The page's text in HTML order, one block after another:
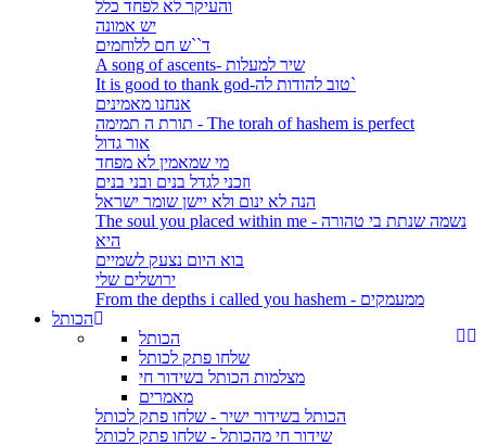
והעיקר לא לפחד כלל
יש אמונה
ד``ש חם ללוחמים
A song of ascents- שיר למעלות
It is good to thank god-טוב להודות לה`
אנחנו מאמינים
תורת ה תמימה - The torah of hashem is perfect
אור גדול
מי שמאמין לא מפחד
וזכני לגדל בנים ובני בנים
הנה לא ינום ולא יישן שומר ישראל
The soul you placed within me - נשמה שנתת בי טהורה
היא
בוא היום נצעק לשמיים
ירושלים שלי
From the depths i called you hashem - ממעמקים
הכותל
הכותל
שלחו פתק לכותל
מצלמות הכותל בשידור חי
מאמרים
הכותל בשידור ישיר - שלחו פתק לכותל
שידור חי מהכותל - שלחו פתק לכותל